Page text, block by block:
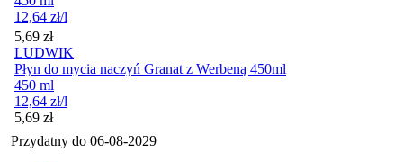
12,64 zł/l
Cena
5,69 zł
LUDWIK
Płyn do mycia naczyń Granat z Werbeną 450ml
450 ml
12,64 zł/l
Cena
5,69 zł
Przydatny do 06-08-2029